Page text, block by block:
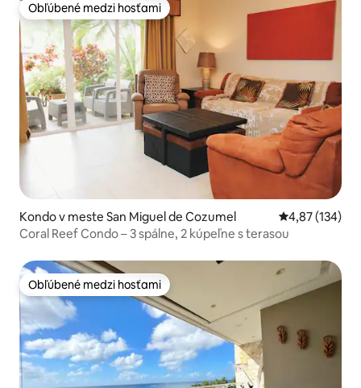
Obľúbené medzi hosťami
Obľúbené medzi hosťami
Kondo v meste San Miguel de Cozumel Priemerné
4,87 (134)
Coral Reef Condo – 3 spálne, 2 kúpeľne s terasou
Obľúbené medzi hosťami
Obľúbené medzi hosťami